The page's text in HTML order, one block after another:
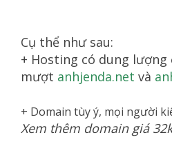
Cụ thể như sau:
+ Hosting có dung lượng
mượt anhjenda.net và
+ Domain tùy ý, mọi người
Xem thêm domain giá